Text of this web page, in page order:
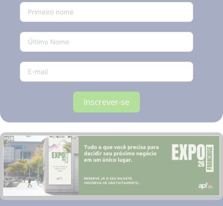
Inscrever-se
PUB